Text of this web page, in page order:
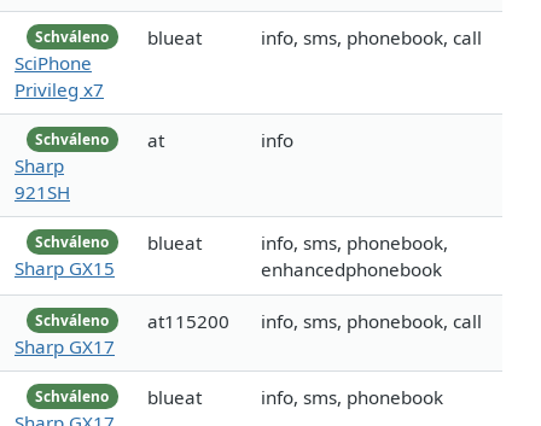
Schváleno
SciPhone
Privileg x7
blueat info, sms, phonebook, call
Schváleno
Sharp
921SH
at info
Schváleno
Sharp GX15
blueat
info, sms, phonebook,
enhancedphonebook
Schváleno
Sharp GX17
at115200 info, sms, phonebook, call
Schváleno blueat info, sms, phonebook